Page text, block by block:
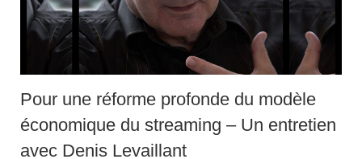
Pour une réforme profonde du modèle
économique du streaming – Un entretien
avec Denis Levaillant